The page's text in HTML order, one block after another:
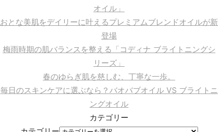
オイル」
おとな美肌をデイリーに叶えるプレミアムブレンドオイルが新
登場
梅雨時期の肌バランスを整える「コディナ ブライトニングシ
リーズ」
春のゆらぎ肌を慈しむ、丁寧な一歩。
毎日のスキンケアに選ぶなら？バオバブオイル VS ブライトニ
ングオイル
カテゴリー